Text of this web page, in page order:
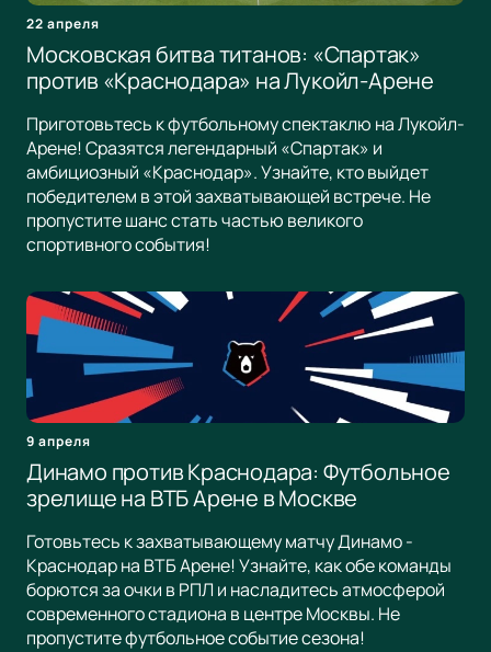
22 апреля
Московская битва титанов: «Спартак»
против «Краснодара» на Лукойл-Арене
Приготовьтесь к футбольному спектаклю на Лукойл-
Арене! Сразятся легендарный «Спартак» и
амбициозный «Краснодар». Узнайте, кто выйдет
победителем в этой захватывающей встрече. Не
пропустите шанс стать частью великого
спортивного события!
9 апреля
Динамо против Краснодара: Футбольное
зрелище на ВТБ Арене в Москве
Готовьтесь к захватывающему матчу Динамо -
Краснодар на ВТБ Арене! Узнайте, как обе команды
борются за очки в РПЛ и насладитесь атмосферой
современного стадиона в центре Москвы. Не
пропустите футбольное событие сезона!